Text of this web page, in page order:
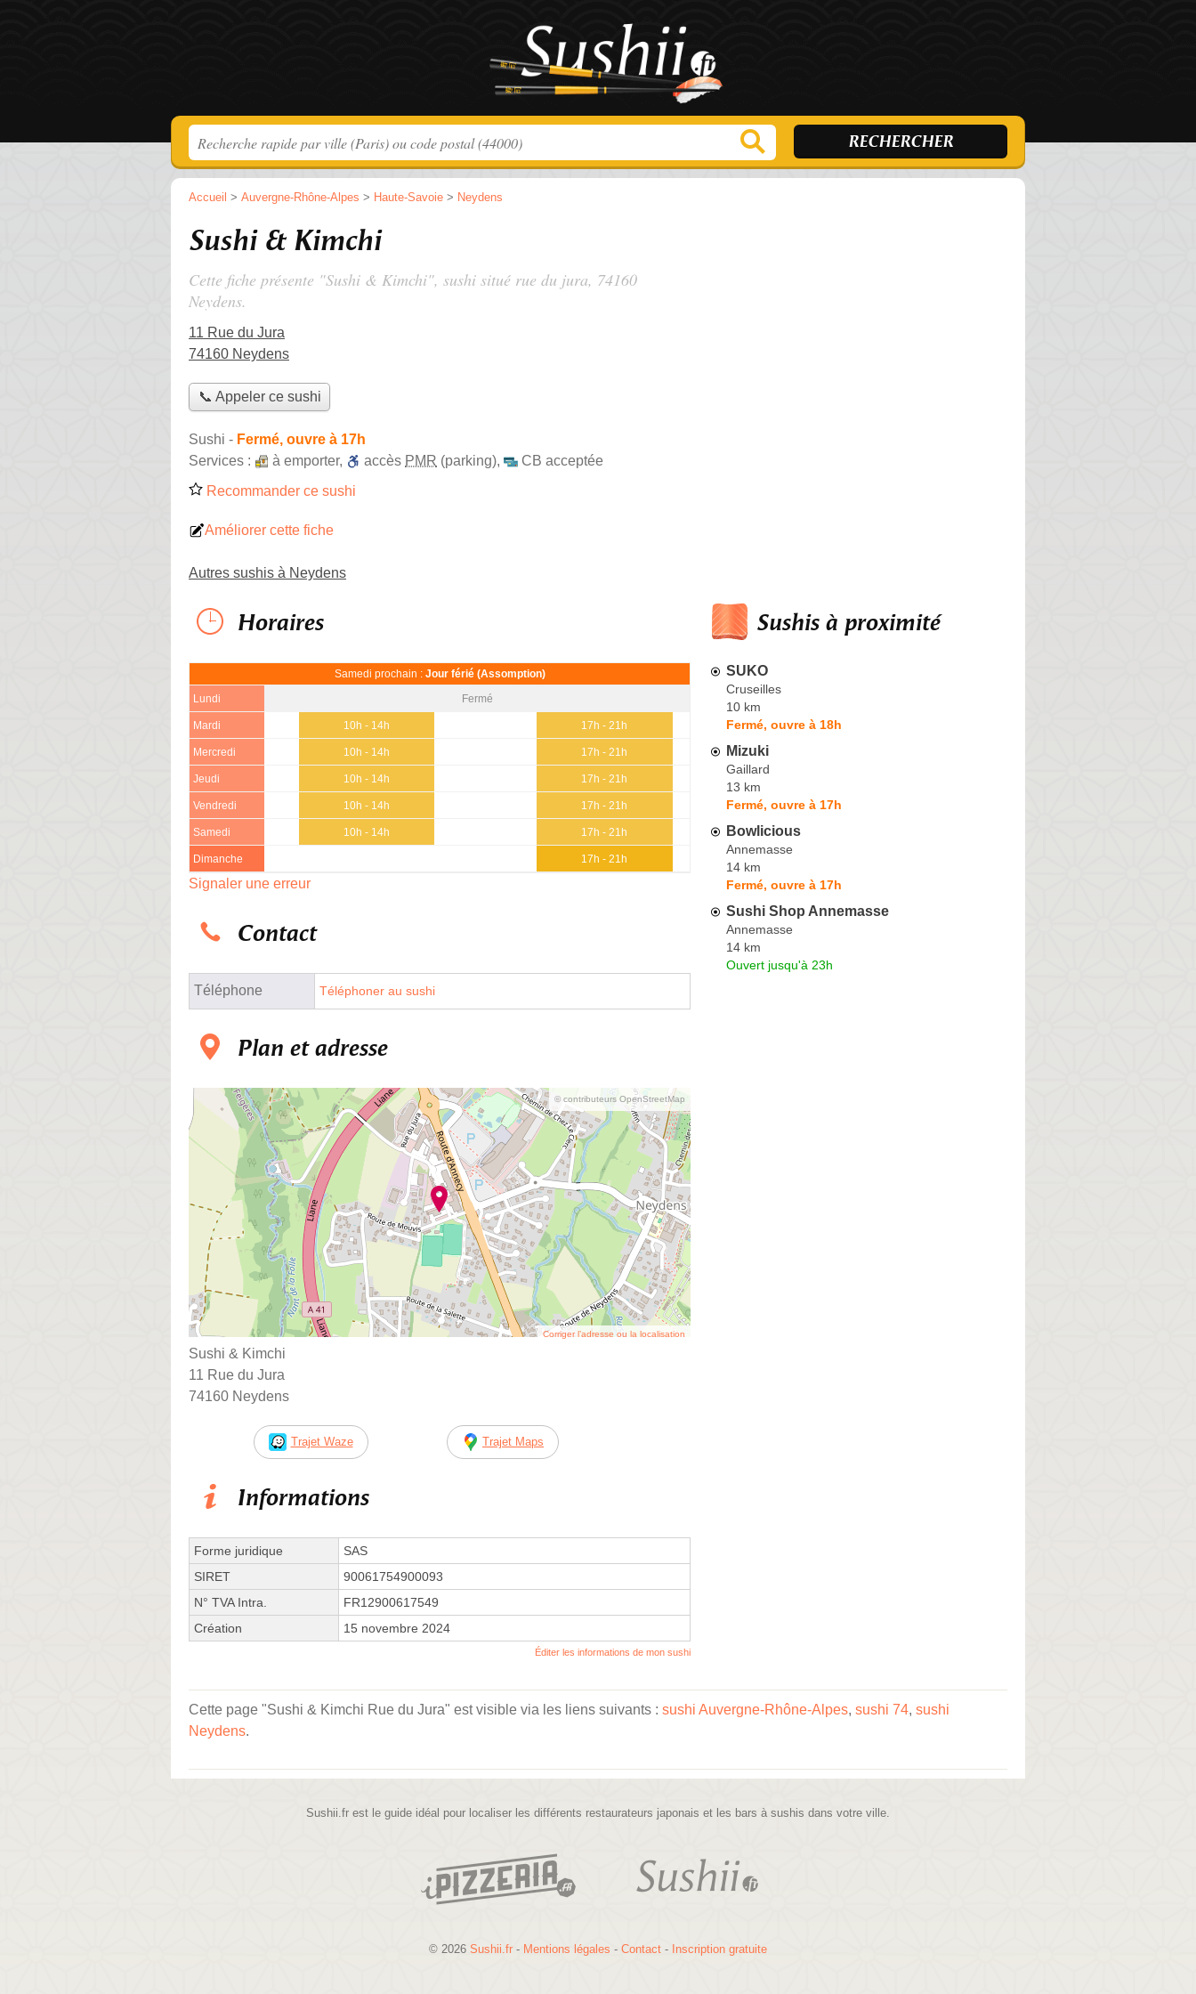
Accueil > Auvergne-Rhône-Alpes > Haute-Savoie > Neydens
Sushi & Kimchi
Cette fiche présente "Sushi & Kimchi", sushi situé rue du jura, 74160
Neydens.
11 Rue du Jura
74160 Neydens
📞 Appeler ce sushi
Sushi - Fermé, ouvre à 17h
Services :
à emporter, accès PMR (parking),
CB acceptée
Recommander ce sushi
Améliorer cette fiche
Autres sushis à Neydens
Horaires
Samedi prochain : Jour férié (Assomption)
Lundi Fermé
Mardi 10h - 14h 17h - 21h
Mercredi 10h - 14h 17h - 21h
Jeudi 10h - 14h 17h - 21h
Vendredi 10h - 14h 17h - 21h
Samedi 10h - 14h 17h - 21h
Dimanche 17h - 21h
Signaler une erreur
Contact
Téléphone Téléphoner au sushi
Plan et adresse
© contributeurs OpenStreetMap
Corriger l’adresse ou la localisation
Sushi & Kimchi
11 Rue du Jura
74160 Neydens
Trajet Waze Trajet Maps
Informations
Forme juridique
SAS
SIRET
90061754900093
N° TVA Intra.
FR12900617549
Création
15 novembre 2024
Éditer les informations de mon sushi
Sushis à proximité
SUKO
Cruseilles
10 km
Fermé, ouvre à 18h
Mizuki
Gaillard
13 km
Fermé, ouvre à 17h
Bowlicious
Annemasse
14 km
Fermé, ouvre à 17h
Sushi Shop Annemasse
Annemasse
14 km
Ouvert jusqu'à 23h
Cette page "Sushi & Kimchi Rue du Jura" est visible via les liens suivants : sushi Auvergne-Rhône-Alpes, sushi 74, sushi
Neydens.
Sushii.fr est le guide idéal pour localiser les différents restaurateurs japonais et les bars à sushis dans votre ville.
© 2026 Sushii.fr - Mentions légales - Contact - Inscription gratuite